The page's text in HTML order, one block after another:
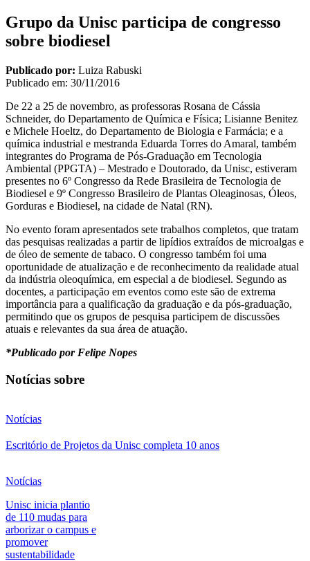
Grupo da Unisc participa de congresso
sobre biodiesel
Publicado por: Luiza Rabuski
Publicado em: 30/11/2016
De 22 a 25 de novembro, as professoras Rosana de Cássia
Schneider, do Departamento de Química e Física; Lisianne Benitez
e Michele Hoeltz, do Departamento de Biologia e Farmácia; e a
química industrial e mestranda Eduarda Torres do Amaral, também
integrantes do Programa de Pós-Graduação em Tecnologia
Ambiental (PPGTA) – Mestrado e Doutorado, da Unisc, estiveram
presentes no 6º Congresso da Rede Brasileira de Tecnologia de
Biodiesel e 9º Congresso Brasileiro de Plantas Oleaginosas, Óleos,
Gorduras e Biodiesel, na cidade de Natal (RN).
No evento foram apresentados sete trabalhos completos, que tratam
das pesquisas realizadas a partir de lipídios extraídos de microalgas e
de óleo de semente de tabaco. O congresso também foi uma
oportunidade de atualização e de reconhecimento da realidade atual
da indústria oleoquímica, em especial a de biodiesel. Segundo as
docentes, a participação em eventos como este são de extrema
importância para a qualificação da graduação e da pós-graduação,
permitindo que os grupos de pesquisa participem de discussões
atuais e relevantes da sua área de atuação.
*Publicado por Felipe Nopes
Notícias sobre
Notícias
Escritório de Projetos da Unisc completa 10 anos
Notícias
Unisc inicia plantio
de 110 mudas para
arborizar o campus e
promover
sustentabilidade